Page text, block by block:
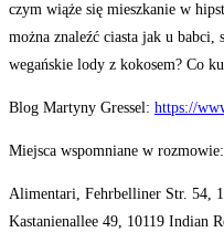
czym wiąże się mieszkanie w
można znaleźć ciasta jak u babci,
wegańskie lody z kokosem? Co
Blog Martyny Gressel: https://
Miejsca wspomniane w rozmowie:
Alimentari, Fehrbelliner Str. 54,
Kastanienallee 49, 10119 Indian